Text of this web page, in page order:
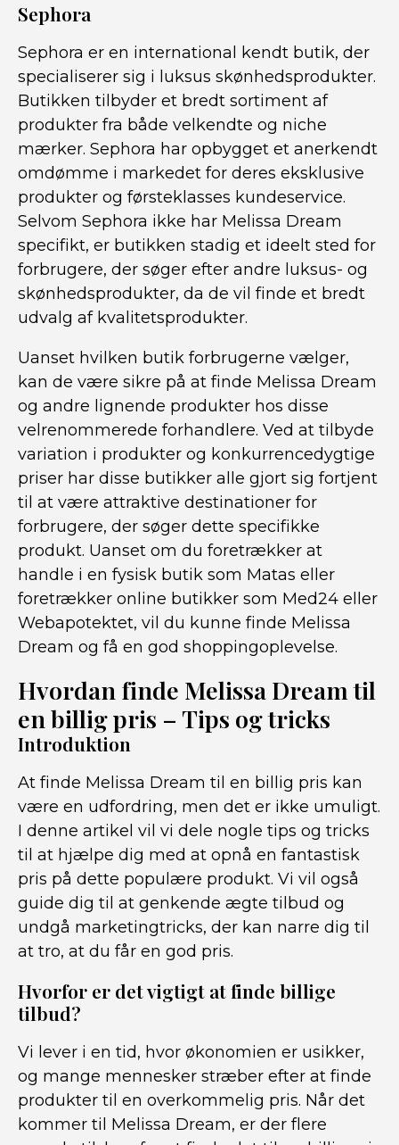
Sephora
Sephora er en international kendt butik, der
specialiserer sig i luksus skønhedsprodukter.
Butikken tilbyder et bredt sortiment af
produkter fra både velkendte og niche
mærker. Sephora har opbygget et anerkendt
omdømme i markedet for deres eksklusive
produkter og førsteklasses kundeservice.
Selvom Sephora ikke har Melissa Dream
specifikt, er butikken stadig et ideelt sted for
forbrugere, der søger efter andre luksus- og
skønhedsprodukter, da de vil finde et bredt
udvalg af kvalitetsprodukter.
Uanset hvilken butik forbrugerne vælger,
kan de være sikre på at finde Melissa Dream
og andre lignende produkter hos disse
velrenommerede forhandlere. Ved at tilbyde
variation i produkter og konkurrencedygtige
priser har disse butikker alle gjort sig fortjent
til at være attraktive destinationer for
forbrugere, der søger dette specifikke
produkt. Uanset om du foretrækker at
handle i en fysisk butik som Matas eller
foretrækker online butikker som Med24 eller
Webapotektet, vil du kunne finde Melissa
Dream og få en god shoppingoplevelse.
Hvordan finde Melissa Dream til
en billig pris – Tips og tricks
Introduktion
At finde Melissa Dream til en billig pris kan
være en udfordring, men det er ikke umuligt.
I denne artikel vil vi dele nogle tips og tricks
til at hjælpe dig med at opnå en fantastisk
pris på dette populære produkt. Vi vil også
guide dig til at genkende ægte tilbud og
undgå marketingtricks, der kan narre dig til
at tro, at du får en god pris.
Hvorfor er det vigtigt at finde billige
tilbud?
Vi lever i en tid, hvor økonomien er usikker,
og mange mennesker stræber efter at finde
produkter til en overkommelig pris. Når det
kommer til Melissa Dream, er der flere